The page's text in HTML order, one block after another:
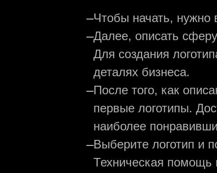
—Чтобы начать, нужно
—Далее, описать
Для создания
деталях бизнеса.
—После того, как
первые логотипы.
наиболее
—Выберите логотип и
Техническая помощь